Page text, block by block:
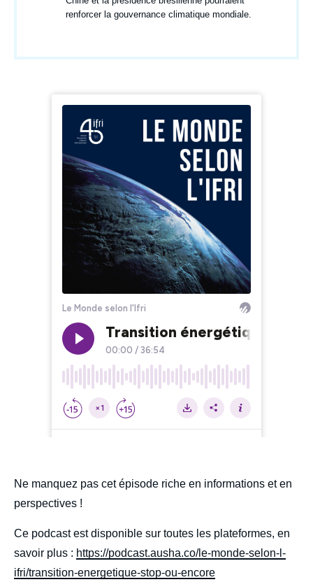
renforcer la gouvernance climatique mondiale.
body
Ne manquez pas cet épisode riche en informations et en
perspectives !
Ce podcast est disponible sur toutes les plateformes, en
savoir plus : https://podcast.ausha.co/le-monde-selon-l-
ifri/transition-energetique-stop-ou-encore